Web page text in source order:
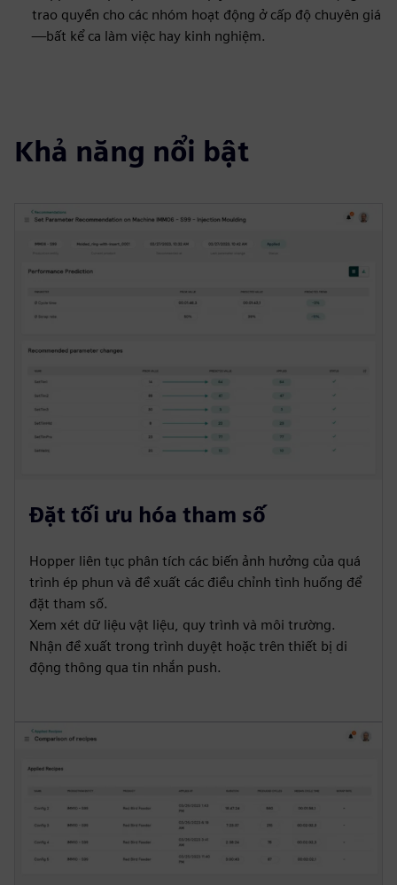
trao quyền cho các nhóm hoạt động ở cấp độ chuyên giá
—bất kể ca làm việc hay kinh nghiệm.
Khả năng nổi bật
Đặt tối ưu hóa tham số
Hopper liên tục phân tích các biến ảnh hưởng của quá
trình ép phun và đề xuất các điều chỉnh tình huống để
đặt tham số.
Xem xét dữ liệu vật liệu, quy trình và môi trường.
Nhận đề xuất trong trình duyệt hoặc trên thiết bị di
động thông qua tin nhắn push.